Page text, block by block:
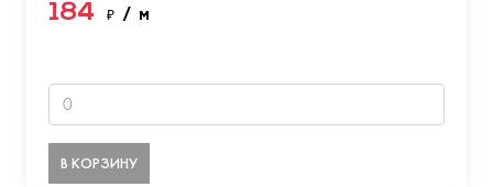
184 ₽ / м
В КОРЗИНУ